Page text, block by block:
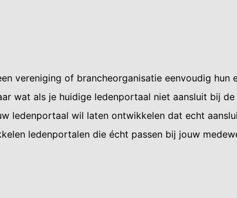
vereniging of brancheorganisatie eenvoudig hun
wat als je huidige ledenportaal niet aansluit bij
ledenportaal wil laten ontwikkelen dat echt
ledenportalen die écht passen bij jouw